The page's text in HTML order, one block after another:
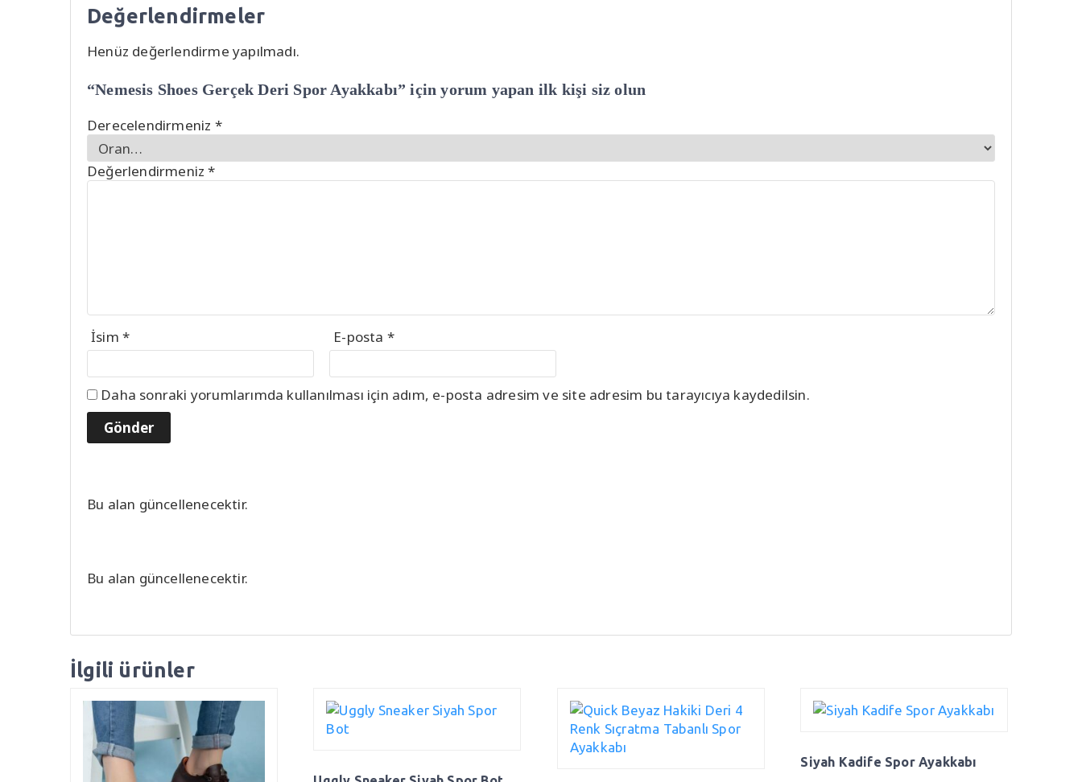
Değerlendirmeler
Henüz değerlendirme yapılmadı.
“Nemesis Shoes Gerçek Deri Spor Ayakkabı” için yorum yapan ilk kişi siz olun
Derecelendirmeniz *
Değerlendirmeniz*
İsim * E-posta *
Daha sonraki yorumlarımda kullanılması için adım, e-posta adresim ve site adresim bu tarayıcıya kaydedilsin.
Bu alan güncellenecektir.
Bu alan güncellenecektir.
İlgili ürünler
Siyah Kadife Spor Ayakkabı